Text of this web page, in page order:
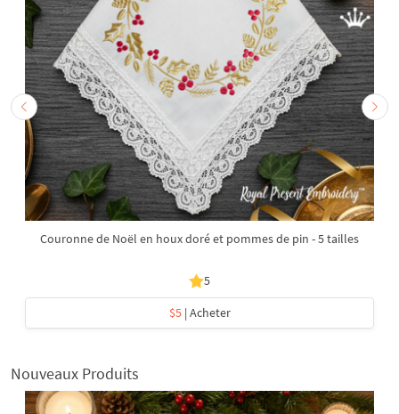
Couronne de Noël en houx doré et pommes de pin - 5 tailles
5
$5| Acheter
Nouveaux Produits